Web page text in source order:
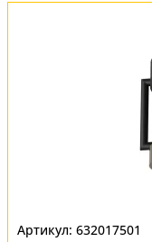
632017501